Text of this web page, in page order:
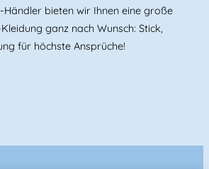
bieten wir Ihnen eine große
ganz nach Wunsch: Stick,
für höchste Ansprüche!